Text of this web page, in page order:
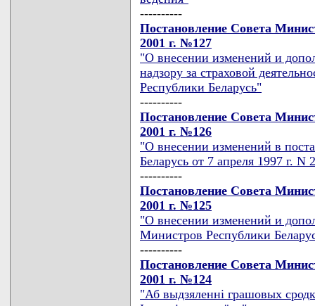
----------
Постановление Совета
2001 г. №127
"О внесении изменений и
надзору за страховой
Республики Беларусь"
----------
Постановление Совета
2001 г. №126
"О внесении изменений в
Беларусь от 7 апреля 1997 г. N
----------
Постановление Совета
2001 г. №125
"О внесении изменений и
Министров Республики
----------
Постановление Совета
2001 г. №124
"Аб выдзяленнi грашовых